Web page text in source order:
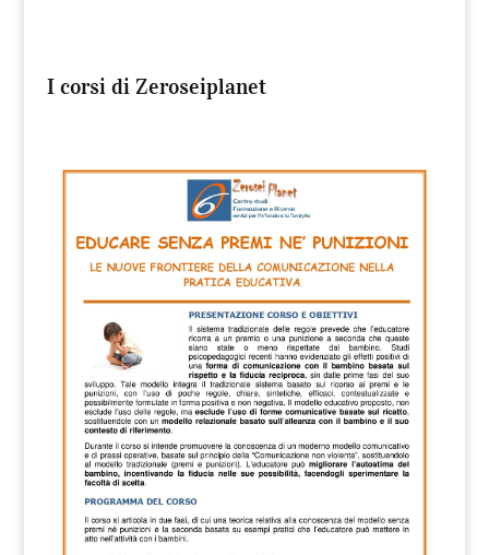
I corsi di Zeroseiplanet